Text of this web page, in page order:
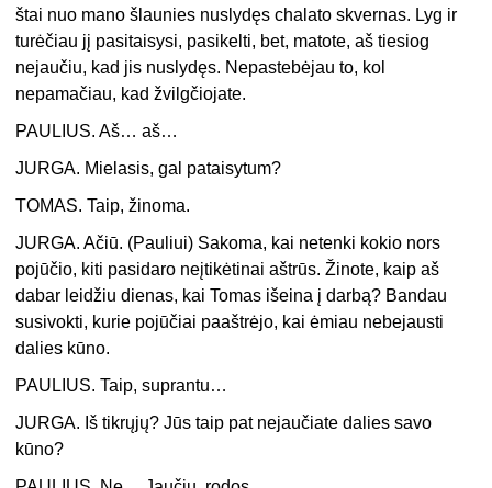
štai nuo mano šlaunies nuslydęs chalato skvernas. Lyg ir
turėčiau jį pasitaisysi, pasikelti, bet, matote, aš tiesiog
nejaučiu, kad jis nuslydęs. Nepastebėjau to, kol
nepamačiau, kad žvilgčiojate.
PAULIUS. Aš… aš…
JURGA. Mielasis, gal pataisytum?
TOMAS. Taip, žinoma.
JURGA. Ačiū. (Pauliui) Sakoma, kai netenki kokio nors
pojūčio, kiti pasidaro neįtikėtinai aštrūs. Žinote, kaip aš
dabar leidžiu dienas, kai Tomas išeina į darbą? Bandau
susivokti, kurie pojūčiai paaštrėjo, kai ėmiau nebejausti
dalies kūno.
PAULIUS. Taip, suprantu…
JURGA. Iš tikrųjų? Jūs taip pat nejaučiate dalies savo
kūno?